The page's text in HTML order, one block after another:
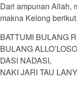
Dari ampunan Allah,
makna Kelong berikut.
BATTUMI BULANG
BULANG
DASI NADASI,
NAKI JARI TAU